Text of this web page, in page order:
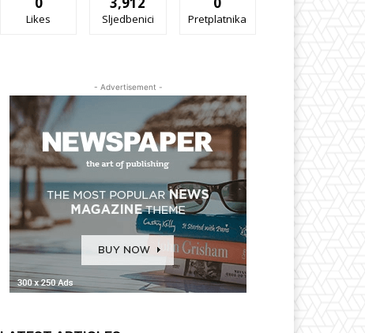
Likes Sljedbenici Pretplatnika
- Advertisement -